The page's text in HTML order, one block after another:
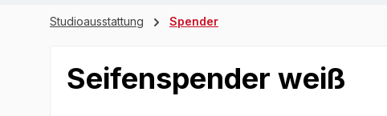
Studioausstattung Spender
Seifenspender weiß